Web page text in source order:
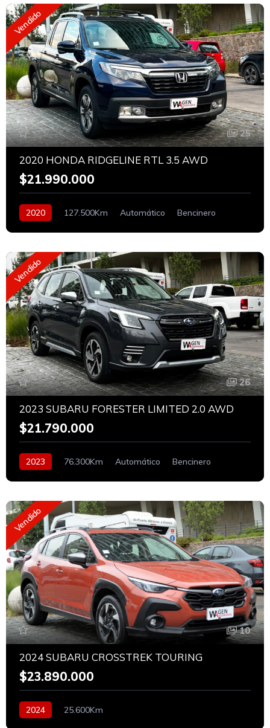
Vendido
25
2020 HONDA RIDGELINE RTL 3.5 AWD
$21.990.000
2020 127.500Km Automático Bencinero
Vendido
26
2023 SUBARU FORESTER LIMITED 2.0 AWD
$21.790.000
2023 76.300Km Automático Bencinero
Vendido
10
2024 SUBARU CROSSTREK TOURING
$23.890.000
2024 25.600Km